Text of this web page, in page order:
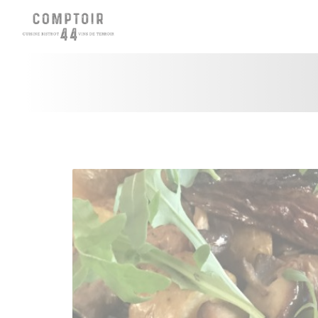
Cookies beheer paneel